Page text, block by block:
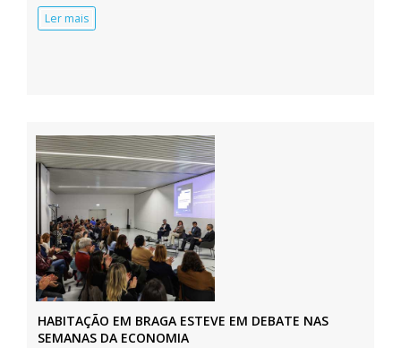
Ler mais
HABITAÇÃO EM BRAGA ESTEVE EM DEBATE NAS
SEMANAS DA ECONOMIA